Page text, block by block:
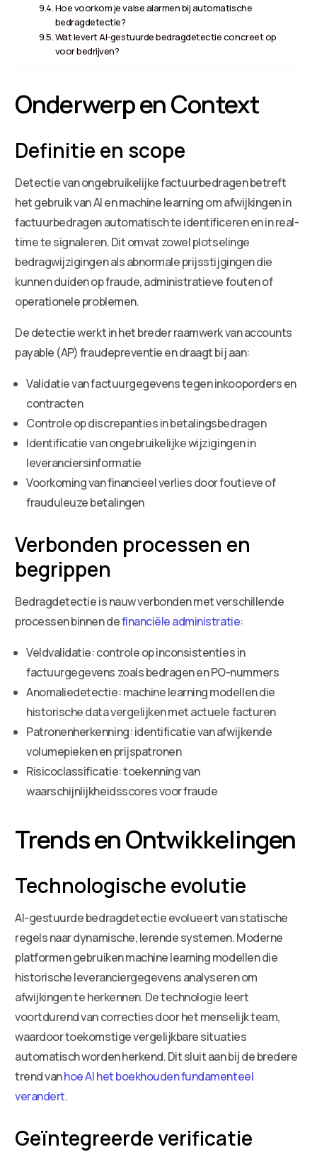
Hoe voorkom je valse alarmen bij automatische
bedragdetectie?
Wat levert AI-gestuurde bedragdetectie concreet op
voor bedrijven?
Onderwerp en Context
Definitie en scope
Detectie van ongebruikelijke factuurbedragen betreft
het gebruik van AI en machine learning om afwijkingen in
factuurbedragen automatisch te identificeren en in real-
time te signaleren. Dit omvat zowel plotselinge
bedragwijzigingen als abnormale prijsstijgingen die
kunnen duiden op fraude, administratieve fouten of
operationele problemen.
De detectie werkt in het breder raamwerk van accounts
payable (AP) fraudepreventie en draagt bij aan:
Validatie van factuurgegevens tegen inkooporders en
contracten
Controle op discrepanties in betalingsbedragen
Identificatie van ongebruikelijke wijzigingen in
leveranciersinformatie
Voorkoming van financieel verlies door foutieve of
frauduleuze betalingen
Verbonden processen en
begrippen
Bedragdetectie is nauw verbonden met verschillende
processen binnen definanciële administratie:
Veldvalidatie: controle op inconsistenties in
factuurgegevens zoals bedragen en PO-nummers
Anomaliedetectie: machine learning modellen die
historische data vergelijken met actuele facturen
Patronenherkenning: identificatie van afwijkende
volumepieken en prijspatronen
Risicoclassificatie: toekenning van
waarschijnlijkheidsscores voor fraude
Trends en Ontwikkelingen
Technologische evolutie
AI-gestuurde bedragdetectie evolueert van statische
regels naar dynamische, lerende systemen. Moderne
platformen gebruiken machine learning modellen die
historische leveranciergegevens analyseren om
afwijkingen te herkennen. De technologie leert
voortdurend van correcties door het menselijk team,
waardoor toekomstige vergelijkbare situaties
automatisch worden herkend. Dit sluit aan bij de bredere
trend vanhoe AI het boekhouden fundamenteel
verandert.
Geïntegreerde verificatie